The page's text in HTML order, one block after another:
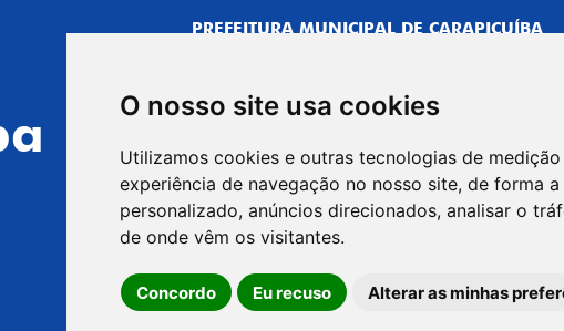
O nosso site usa cookies
Utilizamos cookies e outras tecnologias de
experiência de navegação no nosso site, de forma
personalizado, anúncios direcionados, analisar o
de onde vêm os visitantes.
Concordo Eu recuso Alterar as minhas
PREFEITURA MUNICIPAL DE CARAPICUÍBA
CENTRO ADMINISTRATIVO
R. Joaquim das Neves, 211 - Vila Caldas,
Telefone: 4164-5500
GABINETE DO PREFEITO
R. Joaquim das Neves, 205 - Vila Caldas,
CEP: 06310-030, Brasil